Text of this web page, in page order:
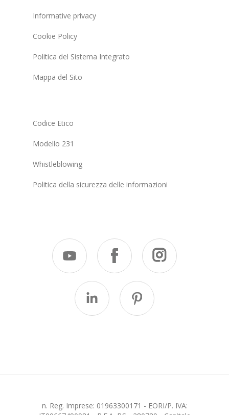
Informative privacy
Cookie Policy
Politica del Sistema Integrato
Mappa del Sito
Codice Etico
Modello 231
Whistleblowing
Politica della sicurezza delle informazioni
n. Reg. Imprese: 01963300171 - EORI/P. IVA: